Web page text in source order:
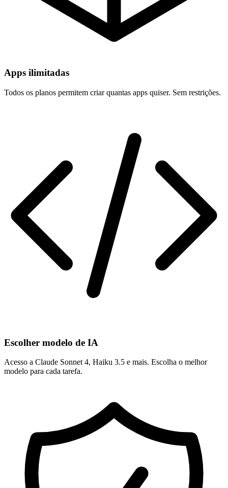
Apps ilimitadas
Todos os planos permitem criar quantas apps quiser. Sem restrições.
Escolher modelo de IA
Acesso a Claude Sonnet 4, Haiku 3.5 e mais. Escolha o melhor
modelo para cada tarefa.